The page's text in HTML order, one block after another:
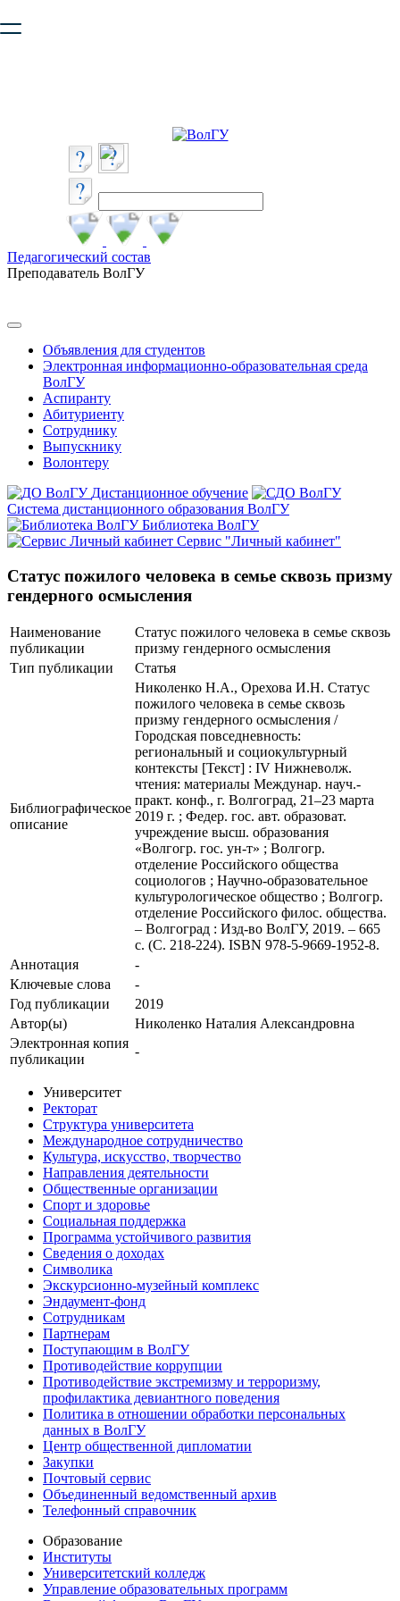
безопасную работу с сайтом. Пожалуйста
Педагогический состав
Преподаватель ВолГУ
Объявления для студентов
Электронная информационно-образовательная среда
ВолГУ
Аспиранту
Абитуриенту
Сотруднику
Выпускнику
Волонтеру
Дистанционное обучение
Система дистанционного образования ВолГУ
Библиотека ВолГУ
Сервис "Личный кабинет"
Статус пожилого человека в семье сквозь призму
гендерного осмысления
Наименование
публикации
Статус пожилого человека в семье сквозь
призму гендерного осмысления
Тип публикации
Статья
Библиографическое
описание
Николенко Н.А., Орехова И.Н. Статус
пожилого человека в семье сквозь
призму гендерного осмысления /
Городская повседневность:
региональный и социокультурный
контексты [Текст] : IV Нижневолж.
чтения: материалы Междунар. науч.-
практ. конф., г. Волгоград, 21–23 марта
2019 г. ; Федер. гос. авт. образоват.
учреждение высш. образования
«Волгогр. гос. ун-т» ; Волгогр.
отделение Российского общества
социологов ; Научно-образовательное
культурологическое общество ; Волгогр.
отделение Российского филос. общества.
– Волгоград : Изд-во ВолГУ, 2019. – 665
с. (С. 218-224). ISBN 978-5-9669-1952-8.
Аннотация
-
Ключевые cлова
-
Год публикации
2019
Автор(ы)
Николенко Наталия Александровна
Электронная копия
публикации
-
Университет
Ректорат
Структура университета
Международное сотрудничество
Культура, искусство, творчество
Направления деятельности
Общественные организации
Спорт и здоровье
Социальная поддержка
Программа устойчивого развития
Сведения о доходах
Символика
Экскурсионно-музейный комплекс
Эндаумент-фонд
Сотрудникам
Партнерам
Поступающим в ВолГУ
Противодействие коррупции
Противодействие экстремизму и терроризму,
профилактика девиантного поведения
Политика в отношении обработки персональных
данных в ВолГУ
Центр общественной дипломатии
Закупки
Почтовый сервис
Объединенный ведомственный архив
Телефонный справочник
Образование
Институты
Университетский колледж
Управление образовательных программ